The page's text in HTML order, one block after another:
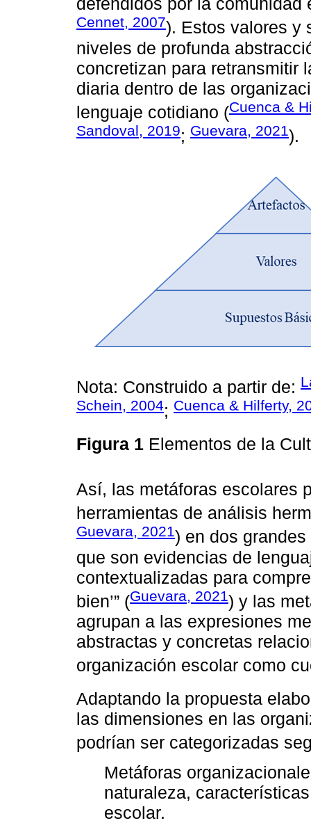
Cennet, 2007). Estos valores y
niveles de profunda
concretizan para retransmitir
diaria dentro de las
lenguaje cotidiano (Cuenca &
Sandoval, 2019; Guevara, 2021).
Nota: Construido a partir de:
Schein, 2004; Cuenca & Hilferty,
Figura 1 Elementos de la
Así, las metáforas escolares
herramientas de análisis
Guevara, 2021) en dos
que son evidencias de
contextualizadas para
bien’” (Guevara, 2021) y las
agrupan a las expresiones
abstractas y concretas
organización escolar como
Adaptando la propuesta
las dimensiones en las
podrían ser categorizadas
Metáforas
naturaleza,
escolar.